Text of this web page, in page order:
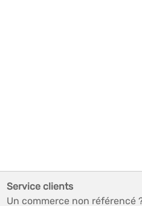
Service clients
Un commerce non référencé